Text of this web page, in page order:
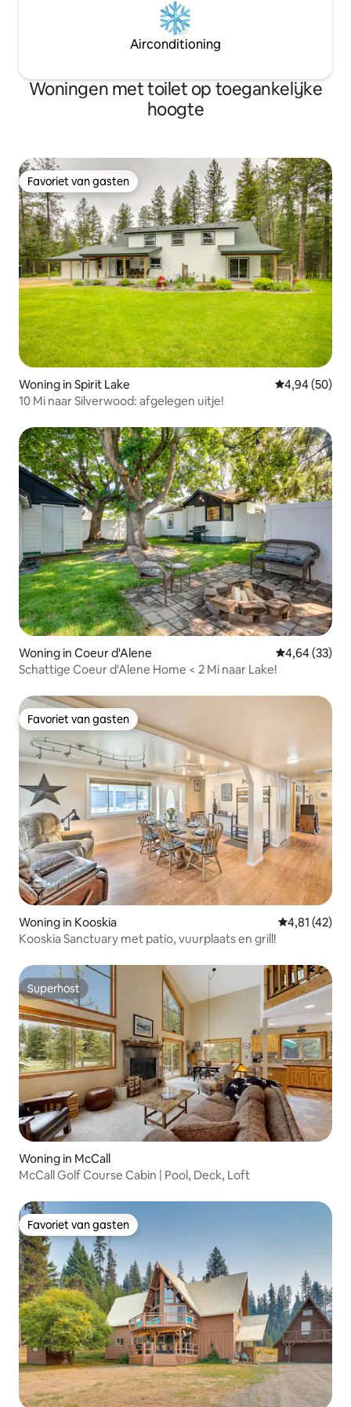
Airconditioning
Woningen met toilet op toegankelijke
hoogte
Favoriet van gasten
Favoriet van gasten
Woning in Spirit Lake Gemiddelde
4,94 (50)
10 Mi naar Silverwood: afgelegen uitje!
Woning in Coeur d'Alene Gemiddelde
4,64 (33)
Schattige Coeur d'Alene Home < 2 Mi naar Lake!
Favoriet van gasten
Favoriet van gasten
Woning in Kooskia Gemiddelde
4,81 (42)
Kooskia Sanctuary met patio, vuurplaats en grill!
Superhost
Superhost
Woning in McCall
McCall Golf Course Cabin | Pool, Deck, Loft
Favoriet van gasten
Favoriet van gasten